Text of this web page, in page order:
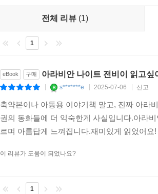
전체 리뷰 (1)
1
eBook 구매 아라비안 나이트 전비이 읽고싶
s*******e 2025-07-06 신고
축약본이나 아동용 이야기책 말고, 진짜 아라
권의 동화들에 더 익숙한게 사실입니다.아라
르며 아름답게 느껴집니다.재미있게 읽었어요!
이 리뷰가 도움이 되었나요?
1